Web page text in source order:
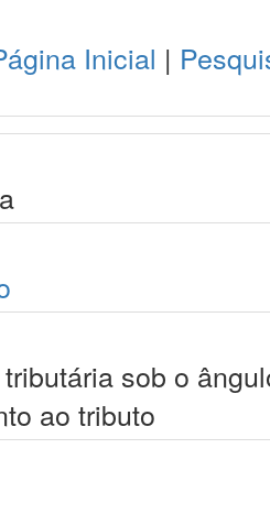
Inicial |
sob o
ao tributo